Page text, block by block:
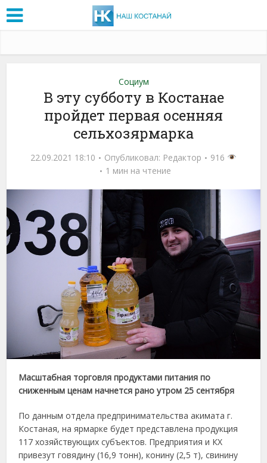
Социум
В эту субботу в Костанае
пройдет первая осенняя
сельхозярмарка
22.09.2021 18:10 Опубликовал: Редактор
916
1 мин на чтение
Масштабная торговля продуктами питания по
сниженным ценам начнется рано утром 25 сентября
По данным отдела предпринимательства акимата г.
Костаная, на ярмарке будет представлена продукция
117 хозяйствующих субъектов. Предприятия и КХ
привезут говядину (16,9 тонн), конину (2,5 т), свинину